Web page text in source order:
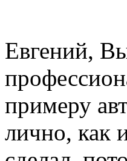
Евгений,
примеру
лично, как